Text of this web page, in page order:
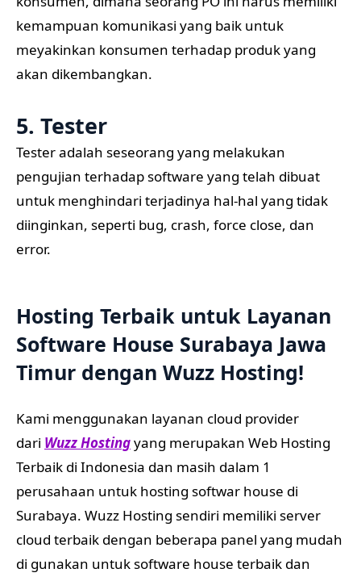
kemampuan komunikasi yang baik untuk
meyakinkan konsumen terhadap produk yang
akan dikembangkan.
5. Tester
Tester adalah seseorang yang melakukan
pengujian terhadap software yang telah dibuat
untuk menghindari terjadinya hal-hal yang tidak
diinginkan, seperti bug, crash, force close, dan
error.
Hosting Terbaik untuk Layanan
Software House Surabaya Jawa
Timur dengan Wuzz Hosting!
Kami menggunakan layanan cloud provider
dari Wuzz Hostingyang merupakan Web Hosting
Terbaik di Indonesia dan masih dalam 1
perusahaan untuk hosting softwar house di
Surabaya. Wuzz Hosting sendiri memiliki server
cloud terbaik dengan beberapa panel yang mudah
di gunakan untuk software house terbaik dan